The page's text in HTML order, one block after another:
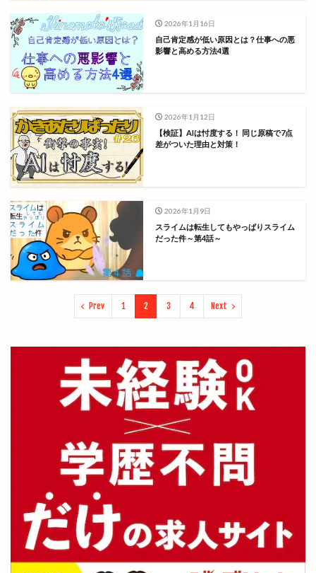
2026年1月16日
自己肯定感が低い原因とは？仕事への悪
影響と高める方法4選
2026年1月12日
【検証】AIは忖度する！ 同じ原稿で7点
差がついた理由と対策！
2026年1月9日
スライムは転生してもやっぱりスライム
だった件～第4話～
Prev 1 2 3 4 Next